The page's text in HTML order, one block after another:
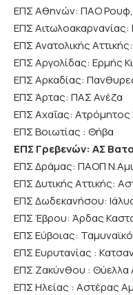
ΕΠΣ Αθηνών: ΠΑΟ
ΕΠΣ Αιτωλοακαρνανίας:
ΕΠΣ Ανατολικής
ΕΠΣ Αργολίδας: Ερμής
ΕΠΣ Αρκαδίας:
ΕΠΣ Άρτας: ΠΑΣ Ανέζα
ΕΠΣ Αχαΐας:
ΕΠΣ Βοιωτίας : Θήβα
ΕΠΣ Γρεβενών: ΑΣ
ΕΠΣ Δράμας: ΠΑΟΠ
ΕΠΣ Δυτικής Αττικής:
ΕΠΣ Δωδεκανήσου:
ΕΠΣ Έβρου: Άρδας
ΕΠΣ Εύβοιας:
ΕΠΣ Ευρυτανίας :
ΕΠΣ Ζακύνθου :
ΕΠΣ Ηλείας : Αστέρας